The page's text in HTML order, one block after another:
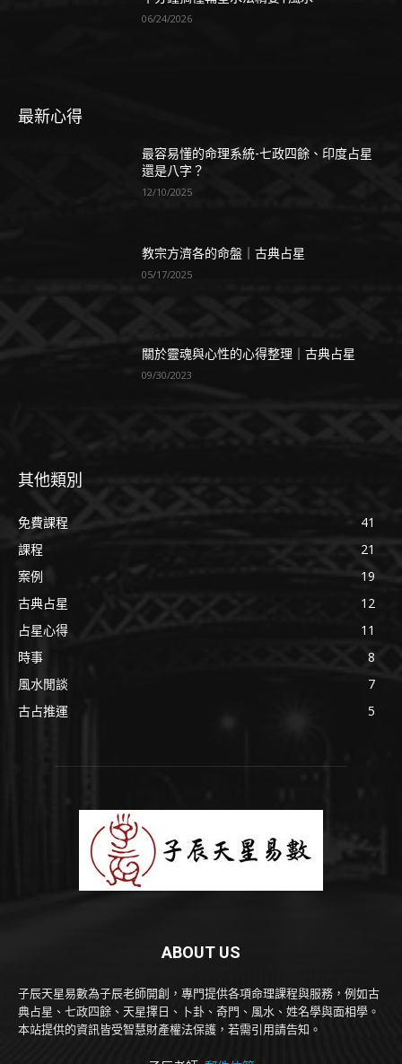
06/24/2026
最新心得
最容易懂的命理系統-七政四餘、印度占星
還是八字？
12/10/2025
教宗方濟各的命盤｜古典占星
05/17/2025
關於靈魂與心性的心得整理｜古典占星
09/30/2023
其他類別
免費課程
41
課程
21
案例
19
古典占星
12
占星心得
11
時事
8
風水閒談
7
古占推運
5
ABOUT US
子辰天星易數為子辰老師開創，專門提供各項命理課程與服務，例如古
典占星、七政四餘、天星擇日、卜卦、奇門、風水、姓名學與面相學。
本站提供的資訊皆受智慧財產權法保護，若需引用請告知。